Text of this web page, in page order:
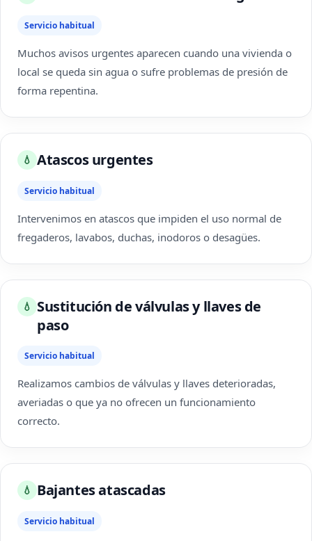
Servicio habitual
Muchos avisos urgentes aparecen cuando una vivienda o
local se queda sin agua o sufre problemas de presión de
forma repentina.
💧 Atascos urgentes
Servicio habitual
Intervenimos en atascos que impiden el uso normal de
fregaderos, lavabos, duchas, inodoros o desagües.
💧 Sustitución de válvulas y llaves de
paso
Servicio habitual
Realizamos cambios de válvulas y llaves deterioradas,
averiadas o que ya no ofrecen un funcionamiento
correcto.
💧 Bajantes atascadas
Servicio habitual